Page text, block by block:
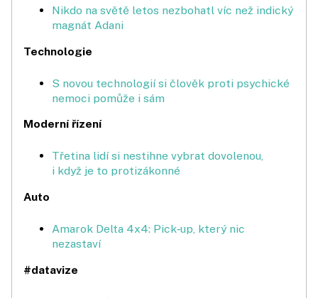
Nikdo na světě letos nezbohatl víc než indický
magnát Adani
Technologie
S novou technologií si člověk proti psychické
nemoci pomůže i sám
Moderní řízení
Třetina lidí si nestihne vybrat dovo­le­nou,
i když je to protizákonné
Auto
Amarok Delta 4x4: Pick‑up, který nic
nezastaví
#datavize